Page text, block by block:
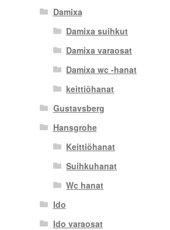
Damixa
Damixa suihkut
Damixa varaosat
Damixa wc -hanat
keittiöhanat
Gustavsberg
Hansgrohe
Keittiöhanat
Suihkuhanat
Wc hanat
Ido
Ido varaosat